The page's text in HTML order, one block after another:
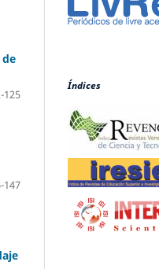
125
147
Índices